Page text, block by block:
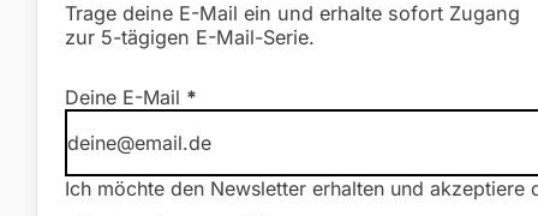
Trage deine E-Mail ein und erhalte sofort Zugang
zur 5-tägigen E-Mail-Serie.
Newsletter Formular
Deine E-Mail *
Ich möchte den Newsletter erhalten und akzeptiere